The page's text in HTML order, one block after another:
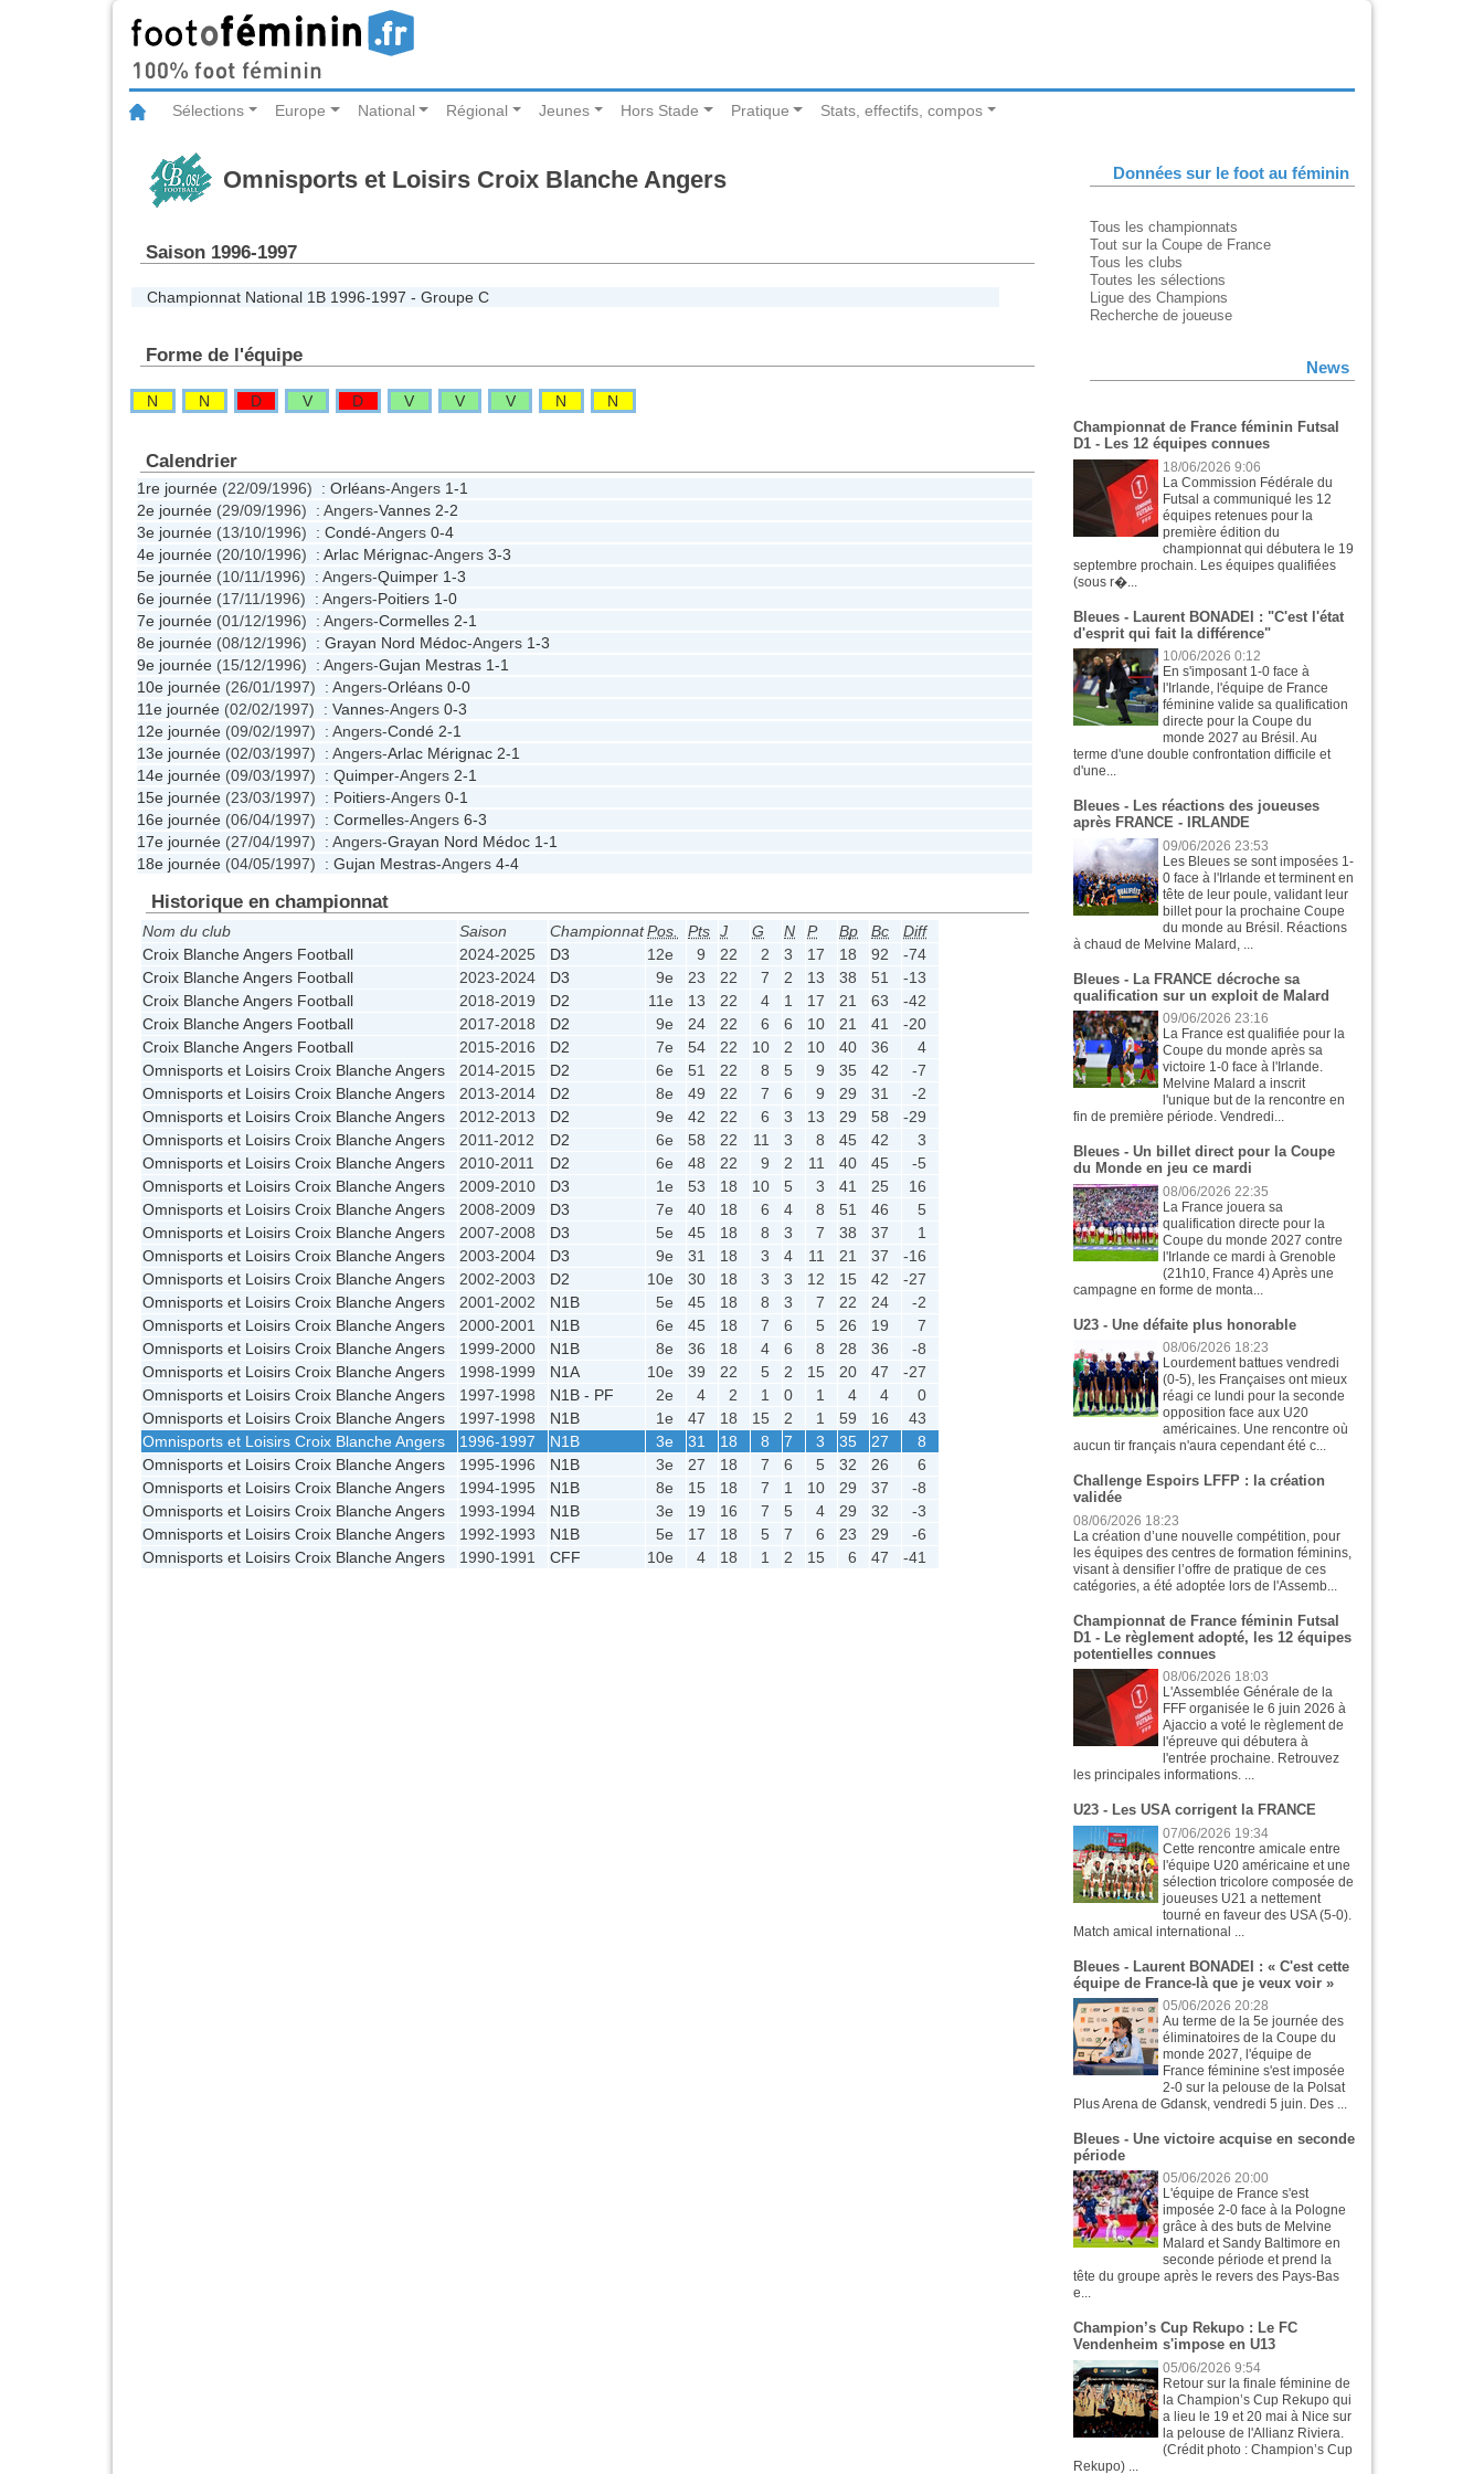
Sélections Europe National Régional Jeunes Hors Stade Pratique Stats, effectifs, compos
Omnisports et Loisirs Croix Blanche Angers
Saison 1996-1997
Championnat National 1B 1996-1997 - Groupe C
Forme de l'équipe
N N D V D V V V N N
Calendrier
1re journée (22/09/1996) : Orléans-Angers 1-1
2e journée (29/09/1996) : Angers-Vannes 2-2
3e journée (13/10/1996) : Condé-Angers 0-4
4e journée (20/10/1996) : Arlac Mérignac-Angers 3-3
5e journée (10/11/1996) : Angers-Quimper 1-3
6e journée (17/11/1996) : Angers-Poitiers 1-0
7e journée (01/12/1996) : Angers-Cormelles 2-1
8e journée (08/12/1996) : Grayan Nord Médoc-Angers 1-3
9e journée (15/12/1996) : Angers-Gujan Mestras 1-1
10e journée (26/01/1997) : Angers-Orléans 0-0
11e journée (02/02/1997) : Vannes-Angers 0-3
12e journée (09/02/1997) : Angers-Condé 2-1
13e journée (02/03/1997) : Angers-Arlac Mérignac 2-1
14e journée (09/03/1997) : Quimper-Angers 2-1
15e journée (23/03/1997) : Poitiers-Angers 0-1
16e journée (06/04/1997) : Cormelles-Angers 6-3
17e journée (27/04/1997) : Angers-Grayan Nord Médoc 1-1
18e journée (04/05/1997) : Gujan Mestras-Angers 4-4
Historique en championnat
Nom du club Saison ChampionnatPos. Pts J G N P Bp Bc
Diff
Croix Blanche Angers Football
2024-2025 D3 12e 9 22 2 3 17 18 92
-74
Croix Blanche Angers Football
2023-2024 D3 9e 23 22 7 2 13 38 51
-13
Croix Blanche Angers Football
2018-2019 D2 11e 13 22 4 1 17 21 63
-42
Croix Blanche Angers Football
2017-2018 D2 9e 24 22 6 6 10 21 41
-20
Croix Blanche Angers Football
2015-2016 D2 7e 54 22 10 2 10 40 36
4
Omnisports et Loisirs Croix Blanche Angers
2014-2015 D2 6e 51 22 8 5 9 35 42
-7
Omnisports et Loisirs Croix Blanche Angers
2013-2014 D2 8e 49 22 7 6 9 29 31
-2
Omnisports et Loisirs Croix Blanche Angers
2012-2013 D2 9e 42 22 6 3 13 29 58
-29
Omnisports et Loisirs Croix Blanche Angers
2011-2012 D2 6e 58 22 11 3 8 45 42
3
Omnisports et Loisirs Croix Blanche Angers
2010-2011 D2 6e 48 22 9 2 11 40 45
-5
Omnisports et Loisirs Croix Blanche Angers
2009-2010 D3 1e 53 18 10 5 3 41 25
16
Omnisports et Loisirs Croix Blanche Angers
2008-2009 D3 7e 40 18 6 4 8 51 46
5
Omnisports et Loisirs Croix Blanche Angers
2007-2008 D3 5e 45 18 8 3 7 38 37
1
Omnisports et Loisirs Croix Blanche Angers
2003-2004 D3 9e 31 18 3 4 11 21 37
-16
Omnisports et Loisirs Croix Blanche Angers
2002-2003 D2 10e 30 18 3 3 12 15 42
-27
Omnisports et Loisirs Croix Blanche Angers
2001-2002 N1B 5e 45 18 8 3 7 22 24
-2
Omnisports et Loisirs Croix Blanche Angers
2000-2001 N1B 6e 45 18 7 6 5 26 19
7
Omnisports et Loisirs Croix Blanche Angers
1999-2000 N1B 8e 36 18 4 6 8 28 36
-8
Omnisports et Loisirs Croix Blanche Angers
1998-1999 N1A 10e 39 22 5 2 15 20 47
-27
Omnisports et Loisirs Croix Blanche Angers
1997-1998 N1B - PF 2e 4 2 1 0 1 4 4
0
Omnisports et Loisirs Croix Blanche Angers
1997-1998 N1B 1e 47 18 15 2 1 59 16
43
Omnisports et Loisirs Croix Blanche Angers
1996-1997 N1B 3e 31 18 8 7 3 35 27
8
Omnisports et Loisirs Croix Blanche Angers
1995-1996 N1B 3e 27 18 7 6 5 32 26
6
Omnisports et Loisirs Croix Blanche Angers
1994-1995 N1B 8e 15 18 7 1 10 29 37
-8
Omnisports et Loisirs Croix Blanche Angers
1993-1994 N1B 3e 19 16 7 5 4 29 32
-3
Omnisports et Loisirs Croix Blanche Angers
1992-1993 N1B 5e 17 18 5 7 6 23 29
-6
Omnisports et Loisirs Croix Blanche Angers
1990-1991 CFF 10e 4 18 1 2 15 6 47 -41
Données sur le foot au féminin
Tous les championnats
Tout sur la Coupe de France
Tous les clubs
Toutes les sélections
Ligue des Champions
Recherche de joueuse
News
Championnat de France féminin Futsal
D1 - Les 12 équipes connues
18/06/2026 9:06
La Commission Fédérale du
Futsal a communiqué les 12
équipes retenues pour la
première édition du
championnat qui débutera le 19
septembre prochain. Les équipes qualifiées
(sous r�...
Bleues - Laurent BONADEI : "C'est l'état
d'esprit qui fait la différence"
10/06/2026 0:12
En s'imposant 1-0 face à
l'Irlande, l'équipe de France
féminine valide sa qualification
directe pour la Coupe du
monde 2027 au Brésil. Au
terme d'une double confrontation difficile et
d'une...
Bleues - Les réactions des joueuses
après FRANCE - IRLANDE
09/06/2026 23:53
Les Bleues se sont imposées 1-
0 face à l'Irlande et terminent en
tête de leur poule, validant leur
billet pour la prochaine Coupe
du monde au Brésil. Réactions
à chaud de Melvine Malard, ...
Bleues - La FRANCE décroche sa
qualification sur un exploit de Malard
09/06/2026 23:16
La France est qualifiée pour la
Coupe du monde après sa
victoire 1-0 face à l'Irlande.
Melvine Malard a inscrit
l'unique but de la rencontre en
fin de première période. Vendredi...
Bleues - Un billet direct pour la Coupe
du Monde en jeu ce mardi
08/06/2026 22:35
La France jouera sa
qualification directe pour la
Coupe du monde 2027 contre
l'Irlande ce mardi à Grenoble
(21h10, France 4) Après une
campagne en forme de monta...
U23 - Une défaite plus honorable
08/06/2026 18:23
Lourdement battues vendredi
(0-5), les Françaises ont mieux
réagi ce lundi pour la seconde
opposition face aux U20
américaines. Une rencontre où
aucun tir français n'aura cependant été c...
Challenge Espoirs LFFP : la création
validée
08/06/2026 18:23
La création d’une nouvelle compétition, pour
les équipes des centres de formation féminins,
visant à densifier l’offre de pratique de ces
catégories, a été adoptée lors de l'Assemb...
Championnat de France féminin Futsal
D1 - Le règlement adopté, les 12 équipes
potentielles connues
08/06/2026 18:03
L'Assemblée Générale de la
FFF organisée le 6 juin 2026 à
Ajaccio a voté le règlement de
l'épreuve qui débutera à
l'entrée prochaine. Retrouvez
les principales informations. ...
U23 - Les USA corrigent la FRANCE
07/06/2026 19:34
Cette rencontre amicale entre
l'équipe U20 américaine et une
sélection tricolore composée de
joueuses U21 a nettement
tourné en faveur des USA (5-0).
Match amical international ...
Bleues - Laurent BONADEI : « C'est cette
équipe de France-là que je veux voir »
05/06/2026 20:28
Au terme de la 5e journée des
éliminatoires de la Coupe du
monde 2027, l'équipe de
France féminine s'est imposée
2-0 sur la pelouse de la Polsat
Plus Arena de Gdansk, vendredi 5 juin. Des ...
Bleues - Une victoire acquise en seconde
période
05/06/2026 20:00
L'équipe de France s'est
imposée 2-0 face à la Pologne
grâce à des buts de Melvine
Malard et Sandy Baltimore en
seconde période et prend la
tête du groupe après le revers des Pays-Bas
e...
Champion’s Cup Rekupo : Le FC
Vendenheim s'impose en U13
05/06/2026 9:54
Retour sur la finale féminine de
la Champion’s Cup Rekupo qui
a lieu le 19 et 20 mai à Nice sur
la pelouse de l'Allianz Riviera.
(Crédit photo : Champion’s Cup
Rekupo) ...